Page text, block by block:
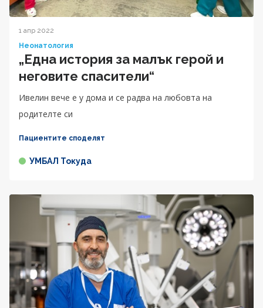
1 апр 2022
Неонатология
„Една история за малък герой и
неговите спасители“
Ивелин вече е у дома и се радва на любовта на
родителте си
Пациентите споделят
УМБАЛ Токуда